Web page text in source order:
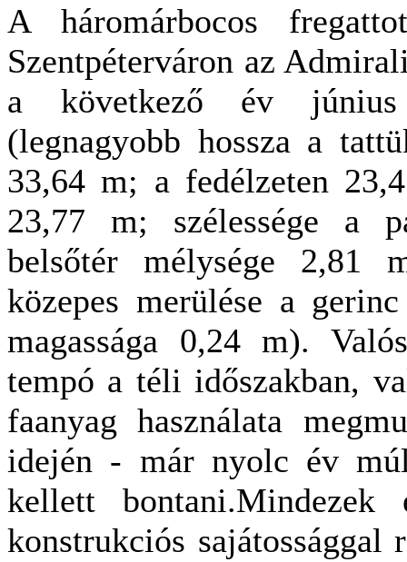
A háromárbocos
Szentpéterváron az
a következő év
(legnagyobb hossza a
33,64 m; a fedélzeten
23,77 m; szélessége a
belsőtér mélysége 2,81
közepes merülése a
magassága 0,24 m).
tempó a téli időszakban,
faanyag használata
idején - már nyolc év
kellett
konstrukciós